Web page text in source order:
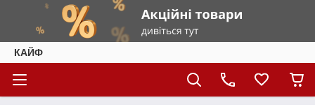
КАЙФ